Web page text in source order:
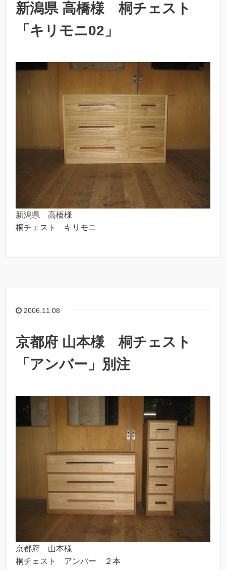
新潟県 高橋様 桐チェスト
「キリモニ02」
新潟県 高橋様
桐チェスト キリモニ
2006.11.08
京都府 山本様 桐チェスト
「アンバー」別注
京都府 山本様
桐チェスト アンバー ２本